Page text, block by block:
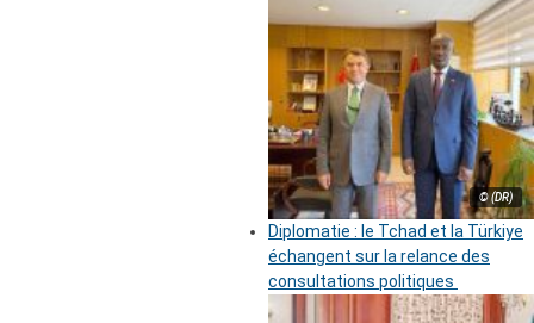
© (DR)
Diplomatie : le Tchad et la Türkiye
échangent sur la relance des
consultations politiques